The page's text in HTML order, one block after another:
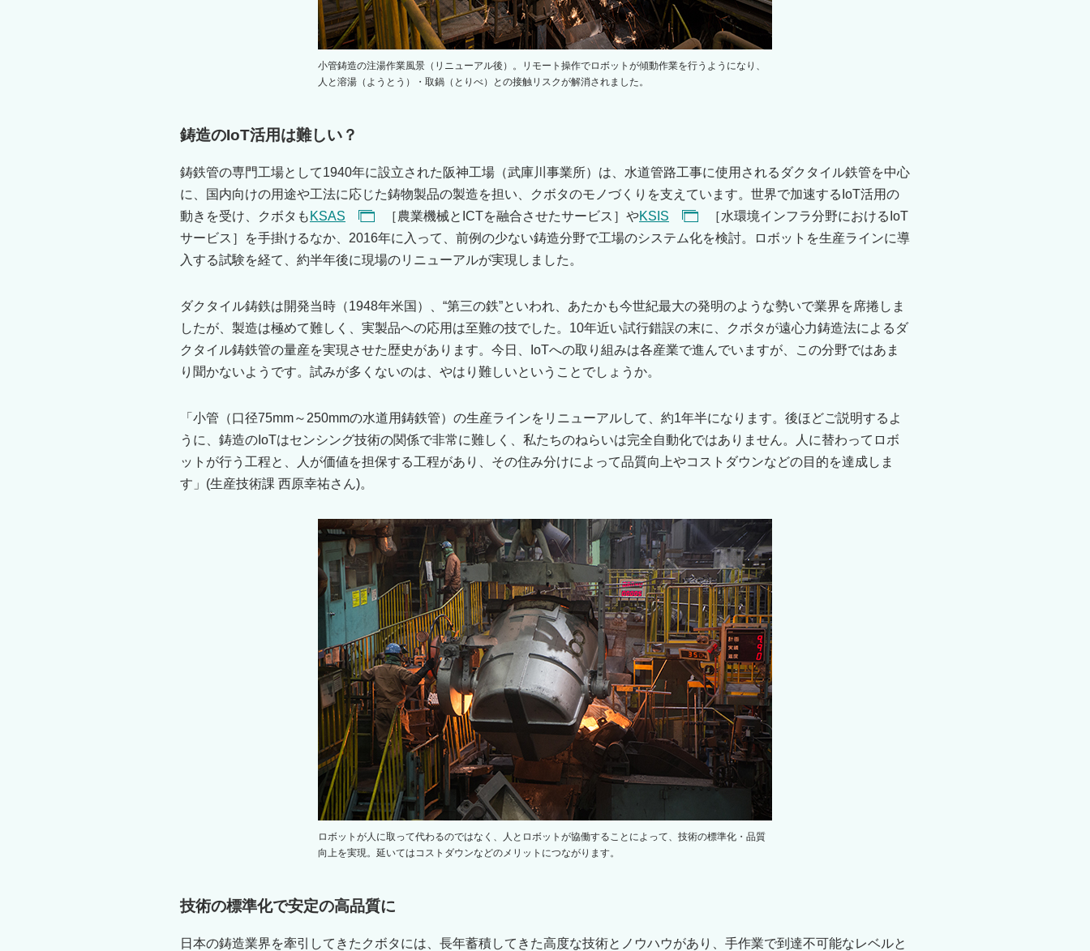
小管鋳造の注湯作業風景（リニューアル後）。リモート操作でロボットが傾動作業を行うようになり、
人と溶湯（ようとう）・取鍋（とりべ）との接触リスクが解消されました。
鋳造のIoT活用は難しい？
鋳鉄管の専門工場として1940年に設立された阪神工場（武庫川事業所）は、水道管路工事に使用されるダクタイル鉄管を中心
に、国内向けの用途や工法に応じた鋳物製品の製造を担い、クボタのモノづくりを支えています。世界で加速するIoT活用の
動きを受け、クボタも KSAS ［農業機械とICTを融合させたサービス］やKSIS
［水環境インフラ分野におけるIoT
サービス］を手掛けるなか、2016年に入って、前例の少ない鋳造分野で工場のシステム化を検討。ロボットを生産ラインに導
入する試験を経て、約半年後に現場のリニューアルが実現しました。
ダクタイル鋳鉄は開発当時（1948年米国）、“第三の鉄”といわれ、あたかも今世紀最大の発明のような勢いで業界を席捲しま
したが、製造は極めて難しく、実製品への応用は至難の技でした。10年近い試行錯誤の末に、クボタが遠心力鋳造法によるダ
クタイル鋳鉄管の量産を実現させた歴史があります。今日、IoTへの取り組みは各産業で進んでいますが、この分野ではあま
り聞かないようです。試みが多くないのは、やはり難しいということでしょうか。
「小管（口径75mm～250mmの水道用鋳鉄管）の生産ラインをリニューアルして、約1年半になります。後ほどご説明するよ
うに、鋳造のIoTはセンシング技術の関係で非常に難しく、私たちのねらいは完全自動化ではありません。人に替わってロボ
ットが行う工程と、人が価値を担保する工程があり、その住み分けによって品質向上やコストダウンなどの目的を達成しま
す」(生産技術課 西原幸祐さん)。
ロボットが人に取って代わるのではなく、人とロボットが協働することによって、技術の標準化・品質
向上を実現。延いてはコストダウンなどのメリットにつながります。
技術の標準化で安定の高品質に
日本の鋳造業界を牽引してきたクボタには、長年蓄積してきた高度な技術とノウハウがあり、手作業で到達不可能なレベルと